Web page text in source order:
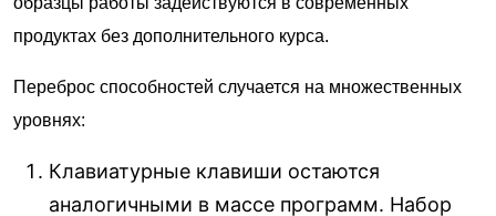
продуктах без дополнительного курса.
Переброс способностей случается на множественных
уровнях:
Клавиатурные клавиши остаются
аналогичными в массе программ. Набор